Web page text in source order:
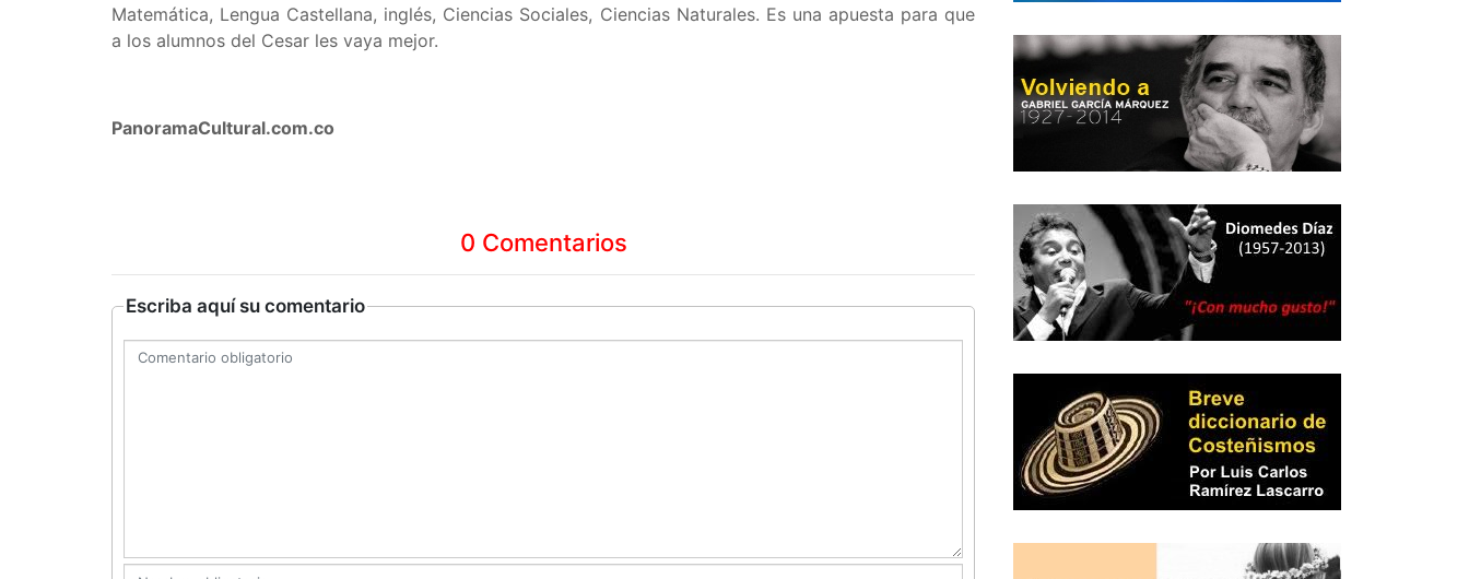
Matemática, Lengua Castellana, inglés, Ciencias Sociales, Ciencias Naturales. Es una apuesta para que
a los alumnos del Cesar les vaya mejor.
PanoramaCultural.com.co
0 Comentarios
Escriba aquí su comentario